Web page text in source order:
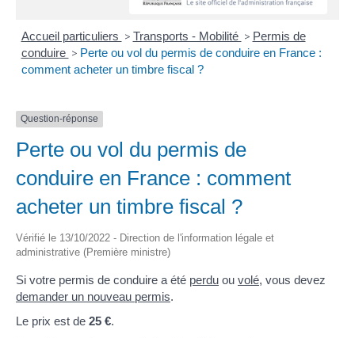
Accueil particuliers > Transports - Mobilité > Permis de
conduire > Perte ou vol du permis de conduire en France :
comment acheter un timbre fiscal ?
Question-réponse
Perte ou vol du permis de
conduire en France : comment
acheter un timbre fiscal ?
Vérifié le 13/10/2022 - Direction de l'information légale et
administrative (Première ministre)
Si votre permis de conduire a été perdu ou volé, vous devez
demander un nouveau permis.
Le prix est de 25 €.